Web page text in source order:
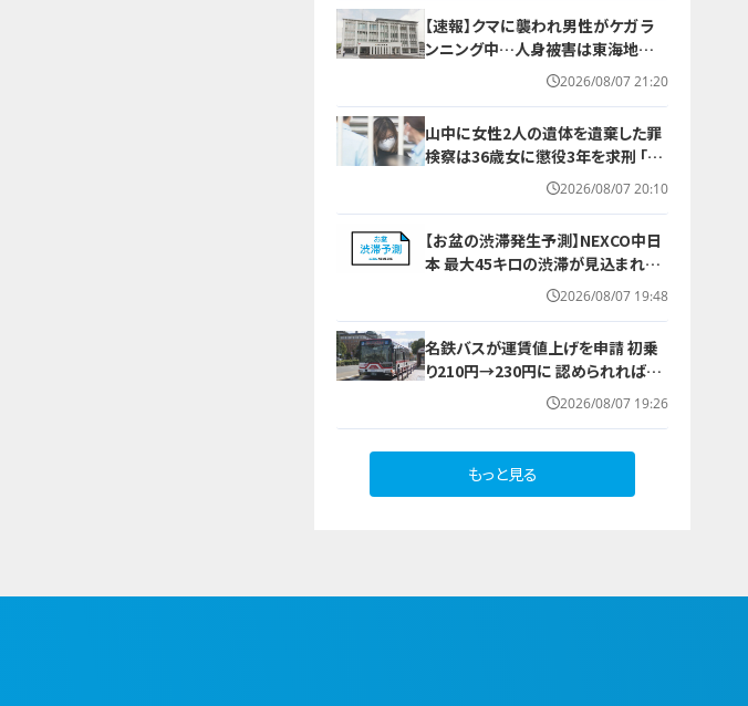
【速報】クマに襲われ男性がケガ ラ
ンニング中…人身被害は東海地方で
今シーズン初めて 岐阜県高山市
2026/08/07 21:20
山中に女性2人の遺体を遺棄した罪
検察は36歳女に懲役3年を求刑 ｢遺
棄時に近くに居続けたこと自体が重
要な寄与｣ 女は｢黙秘します｣弁護側
2026/08/07 20:10
【お盆の渋滞発生予測】NEXCO中日
本 最大45キロの渋滞が見込まれる
区間も… 中央道・東名・新東名・東名
阪道・伊勢湾岸道・北陸道など 一覧
2026/08/07 19:48
名鉄バスが運賃値上げを申請 初乗
り210円→230円に 認められれば12
月から全路線で平均1割程度の値上
げへ 人件費増や燃料価格の高止ま
2026/08/07 19:26
もっと見る